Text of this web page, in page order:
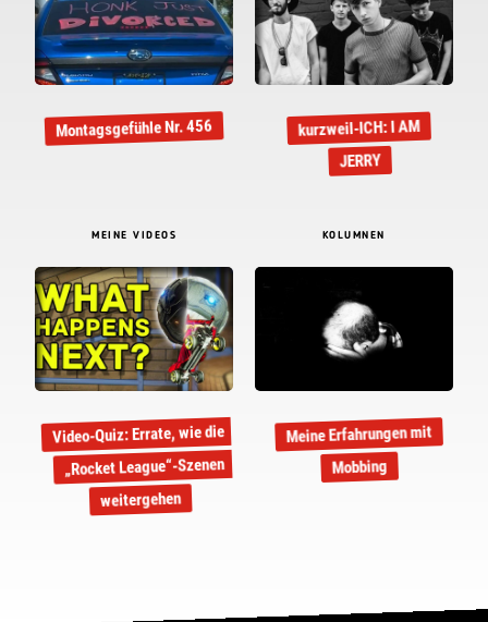
Montagsgefühle Nr. 456 kurzweil-ICH: I AM
JERRY
MEINE VIDEOS
Video-Quiz: Errate, wie die
„Rocket League“-Szenen
weitergehen
KOLUMNEN
Meine Erfahrungen mit
Mobbing